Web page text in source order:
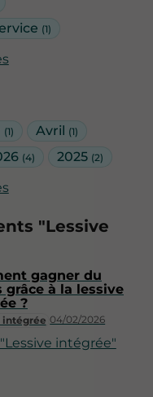
(1)
(1) Avril (1)
(4) 2025 (2)
"Lessive
intégrée 04/02/2026
gagner du
grâce à la lessive
?
"Lessive intégrée"